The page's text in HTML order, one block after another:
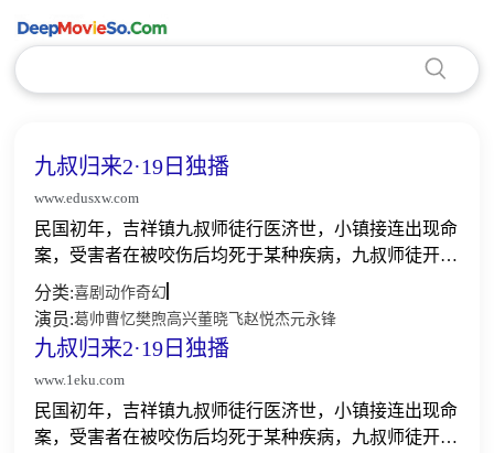
九叔归来2·19日独播
www.edusxw.com
民国初年，吉祥镇九叔师徒行医济世，小镇接连出现命
案，受害者在被咬伤后均死于某种疾病，九叔师徒开始
了一场奇趣爆笑的追凶之旅，最终发现凶手是一些为了
躲避灾祸藏于深山中被称为巫狼人的可怜人......
分类:喜剧 动作奇幻
演员:葛帅曹忆樊煦高兴董晓飞赵悦杰元永锋
九叔归来2·19日独播
www.1eku.com
民国初年，吉祥镇九叔师徒行医济世，小镇接连出现命
案，受害者在被咬伤后均死于某种疾病，九叔师徒开始